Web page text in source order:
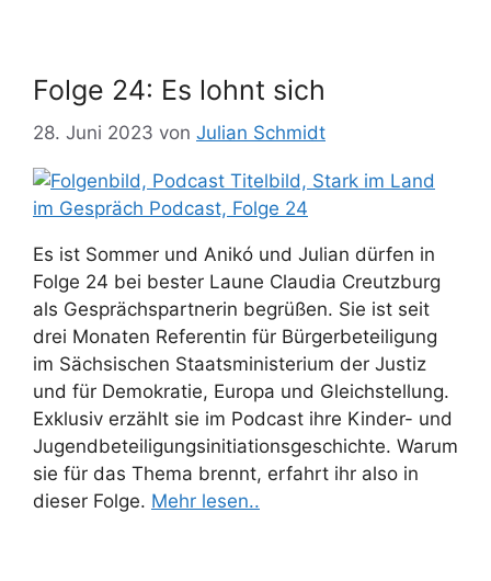
Folge 24: Es lohnt sich
28. Juni 2023 von Julian Schmidt
Es ist Sommer und Anikó und Julian dürfen in
Folge 24 bei bester Laune Claudia Creutzburg
als Gesprächspartnerin begrüßen. Sie ist seit
drei Monaten Referentin für Bürgerbeteiligung
im Sächsischen Staatsministerium der Justiz
und für Demokratie, Europa und Gleichstellung.
Exklusiv erzählt sie im Podcast ihre Kinder- und
Jugendbeteiligungsinitiationsgeschichte. Warum
sie für das Thema brennt, erfahrt ihr also in
dieser Folge. Mehr lesen..